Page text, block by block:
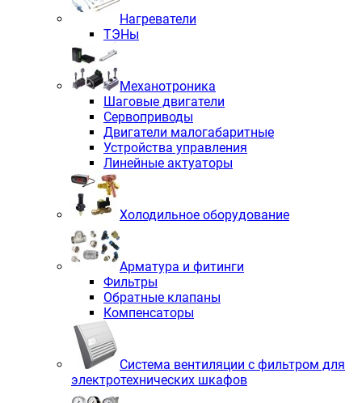
Нагреватели
ТЭНы
Механотроника
Шаговые двигатели
Сервоприводы
Двигатели малогабаритные
Устройства управления
Линейные актуаторы
Холодильное оборудование
Арматура и фитинги
Фильтры
Обратные клапаны
Компенсаторы
Система вентиляции с фильтром для
электротехнических шкафов